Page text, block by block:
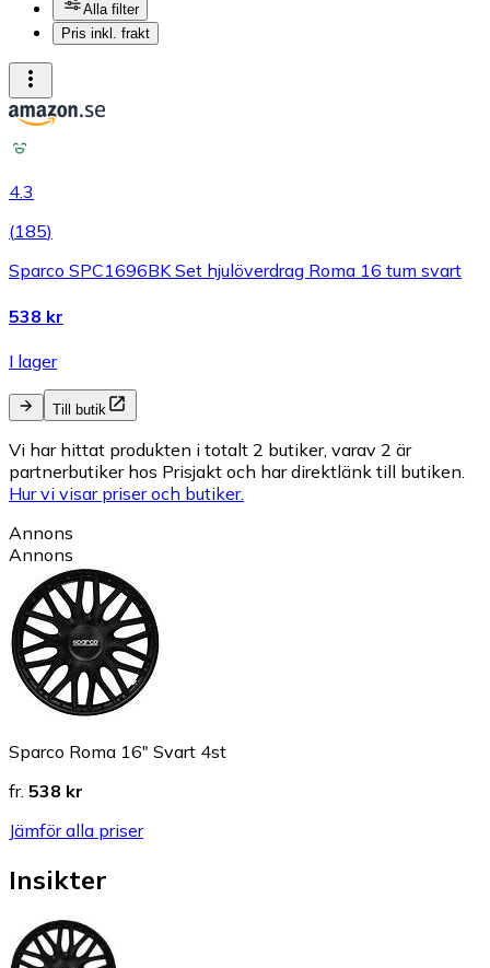
Alla filter
Pris inkl. frakt
4.3
(185)
Sparco SPC1696BK Set hjulöverdrag Roma 16 tum svart
538 kr
I lager
Till butik
Vi har hittat produkten i totalt 2 butiker, varav 2 är
partnerbutiker hos Prisjakt och har direktlänk till butiken.
Hur vi visar priser och butiker.
Annons
Annons
Sparco Roma 16" Svart 4st
fr. 538 kr
Jämför alla priser
Insikter